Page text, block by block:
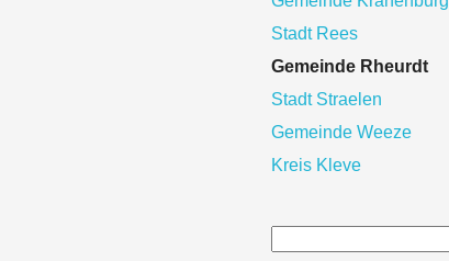
Stadt Rees
Gemeinde Rheurdt
Stadt Straelen
Gemeinde Weeze
Kreis Kleve